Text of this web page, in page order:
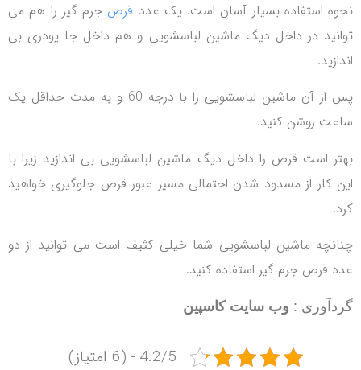
نحوه استفاده بسیار آسان است. یک عدد قرص جرم گیر را هم می
توانید در داخل دیگ ماشین لباسشویی و هم داخل جا پودری بی
اندازید.
پس از آن ماشین لباسشویی را با درجه 60 و به مدت حداقل یک
ساعت روشن کنید.
بهتر است قرص را داخل دیگ ماشین لباسشویی بی اندازید زیرا با
این کار از مسدود شدن احتمالی مسیر عبور قرص جلوگیری خواهید
کرد.
چنانچه ماشین لباسشویی شما خیلی کثیف است می توانید از دو
عدد قرص جرم گیر استفاده کنید.
گردآوری : وب سایت کاسپین
4.2/5 - (6 امتیاز)